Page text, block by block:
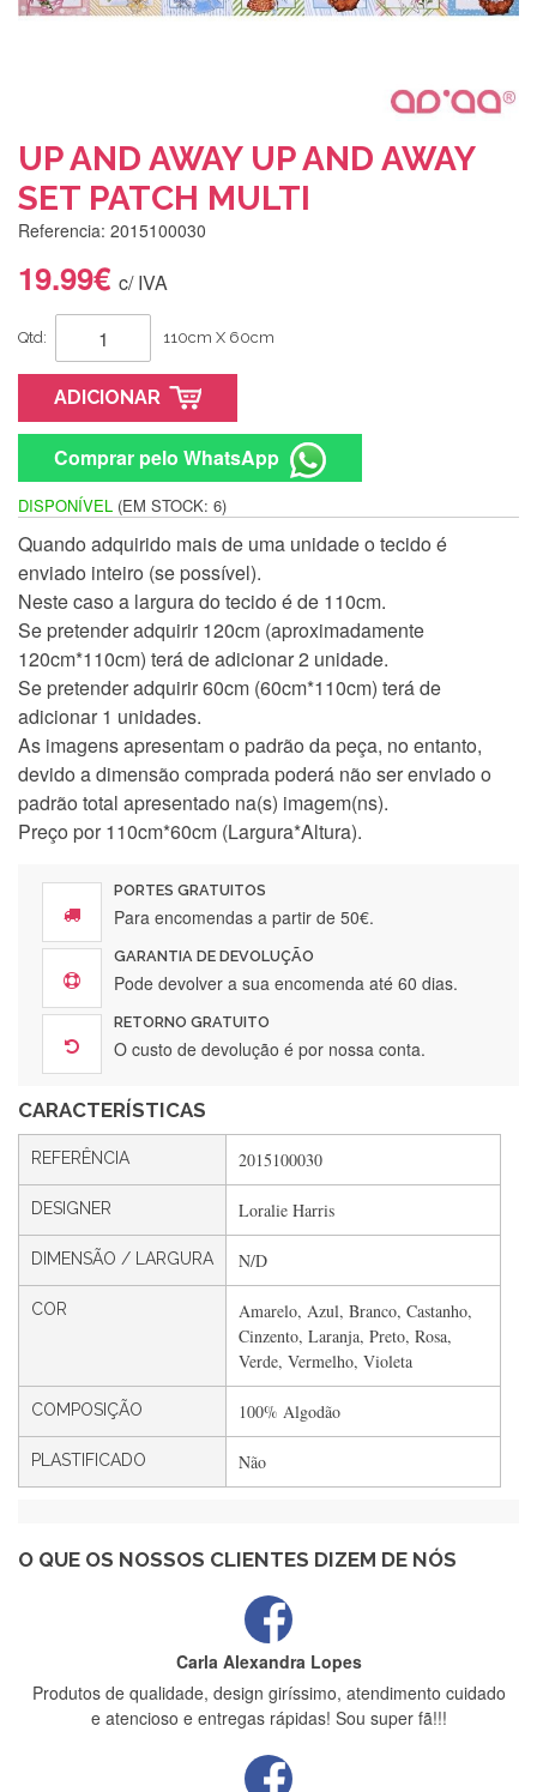
UP AND AWAY UP AND AWAY
SET PATCH MULTI
Referencia: 2015100030
19.99€ c/ IVA
Qtd: 110cm X 60cm
ADICIONAR
Comprar pelo WhatsApp
DISPONÍVEL (EM STOCK: 6)
Quando adquirido mais de uma unidade o tecido é
enviado inteiro (se possível).
Neste caso a largura do tecido é de 110cm.
Se pretender adquirir 120cm (aproximadamente
120cm*110cm) terá de adicionar 2 unidade.
Se pretender adquirir 60cm (60cm*110cm) terá de
adicionar 1 unidades.
As imagens apresentam o padrão da peça, no entanto,
devido a dimensão comprada poderá não ser enviado o
padrão total apresentado na(s) imagem(ns).
Preço por 110cm*60cm (Largura*Altura).
PORTES GRATUITOS
Para encomendas a partir de 50€.
GARANTIA DE DEVOLUÇÃO
Pode devolver a sua encomenda até 60 dias.
RETORNO GRATUITO
O custo de devolução é por nossa conta.
CARACTERÍSTICAS
REFERÊNCIA 2015100030
DESIGNER Loralie Harris
DIMENSÃO / LARGURA N/D
COR
Amarelo, Azul, Branco, Castanho,
Cinzento, Laranja, Preto, Rosa,
Verde, Vermelho, Violeta
COMPOSIÇÃO 100% Algodão
PLASTIFICADO Não
O QUE OS NOSSOS CLIENTES DIZEM DE NÓS
Silvia Lopes
Encomenda direitinha. Rapidez e segurança. Volto a
Silvia André
Gostei ,Serviço bastante rápido. recomendo
Filipa Freire
Rápido, atendimento 5*. Hoje chegará a segunda encomenda
feita de muitas certamente❤️
estrelas
Carla Alexandra Lopes
Produtos de qualidade, design giríssimo, atendimento cuidado
e atencioso e entregas rápidas! Sou super fã!!!